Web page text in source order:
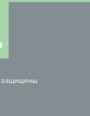
защищены